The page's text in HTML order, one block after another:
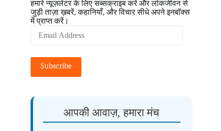
हमारे न्यूज़लेटर के लिए सब्सक्राइब करें और लोकजीवन से
जुड़ी ताज़ा ख़बरें, कहानियाँ, और विचार सीधे अपने इनबॉक्स
में प्राप्त करें।
Address
Subscribe
आपकी आवाज़, हमारा मंच